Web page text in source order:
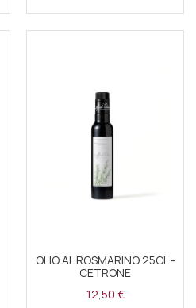
OLIO AL ROSMARINO 25CL -
CETRONE
12,50 €